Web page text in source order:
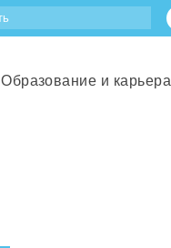
Образование и карьера